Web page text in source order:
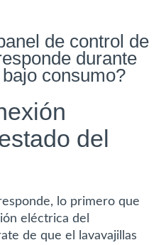
de control de
durante
consumo?
del
lo primero que
eléctrica del
de que el lavavajillas